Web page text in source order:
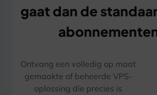
gaat dan de
Ontvang een volledig op maat
gemaakte of beheerde VPS-
oplossing die precies is